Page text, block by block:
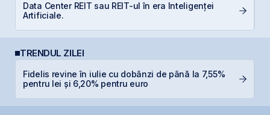
Data Center REIT sau REIT-ul în era Inteligenței
Artificiale.
TRENDUL ZILEI
Fidelis revine în iulie cu dobânzi de până la 7,55%
pentru lei și 6,20% pentru euro